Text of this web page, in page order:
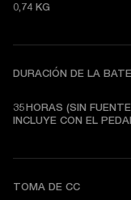
0,74 KG
DURACIÓN DE LA
35 HORAS (SIN
TOMA DE CC